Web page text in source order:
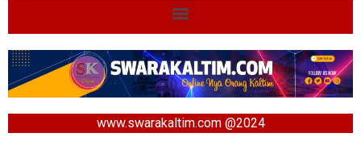
www.swarakaltim.com @2024